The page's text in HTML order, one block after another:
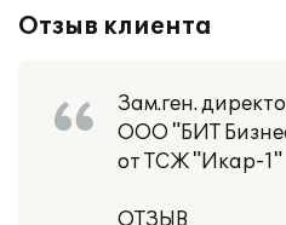
Отзыв клиента
Зам.ген.
ООО "БИТ
от ТСЖ "Икар-1"
ОТЗЫВ